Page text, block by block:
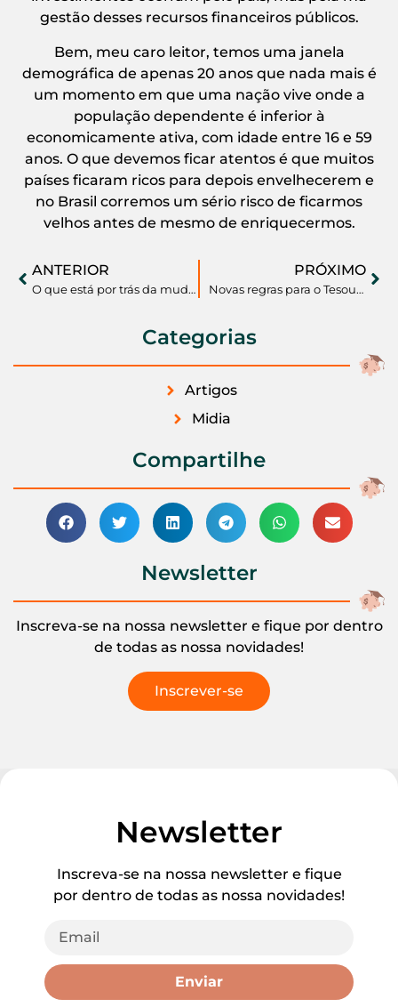
gestão desses recursos financeiros públicos.
Bem, meu caro leitor, temos uma janela
demográfica de apenas 20 anos que nada mais é
um momento em que uma nação vive onde a
população dependente é inferior à
economicamente ativa, com idade entre 16 e 59
anos. O que devemos ficar atentos é que muitos
países ficaram ricos para depois envelhecerem e
no Brasil corremos um sério risco de ficarmos
velhos antes de mesmo de enriquecermos.
ANTERIOR
O que está por trás da mudança nas regras da Caderneta de Poupança?
PRÓXIMO
Novas regras para o Tesouro Direto atraem o pequeno investidor
Categorias
Artigos
Midia
Compartilhe
Newsletter
Inscreva-se na nossa newsletter e fique por dentro
de todas as nossa novidades!
Inscrever-se
Newsletter
Inscreva-se na nossa newsletter e fique
por dentro de todas as nossa novidades!
Enviar